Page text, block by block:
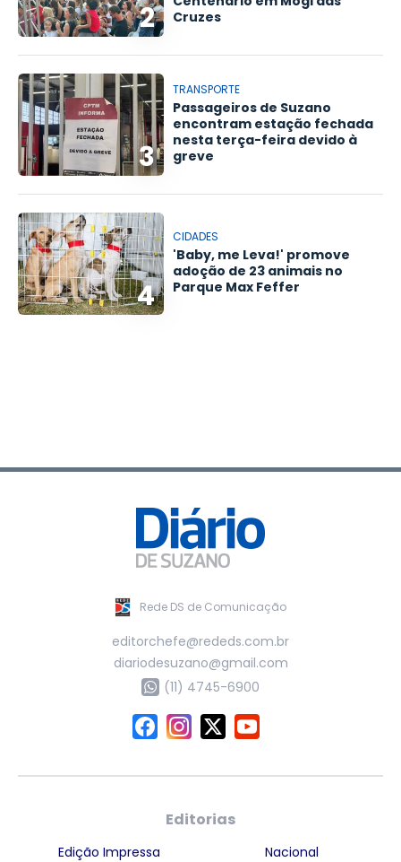
2
Cruzes
3
TRANSPORTE
Passageiros de Suzano
encontram estação fechada
nesta terça-feira devido à
greve
4
CIDADES
'Baby, me Leva!' promove
adoção de 23 animais no
Parque Max Feffer
Rede DS de Comunicação
editorchefe@rededs.com.br
diariodesuzano@gmail.com
(11) 4745-6900
Editorias
Edição Impressa
Nacional